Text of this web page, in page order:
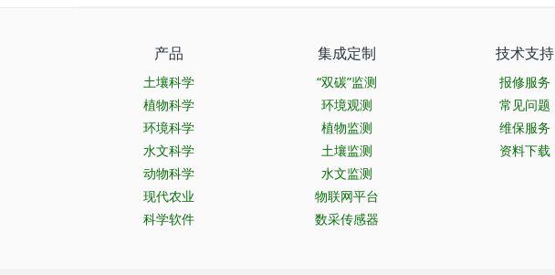
产品
土壤科学
植物科学
环境科学
水文科学
动物科学
现代农业
科学软件
集成定制
“双碳”监测
环境观测
植物监测
土壤监测
水文监测
物联网平台
数采传感器
技术支持
报修服务
常见问题
维保服务
资料下载